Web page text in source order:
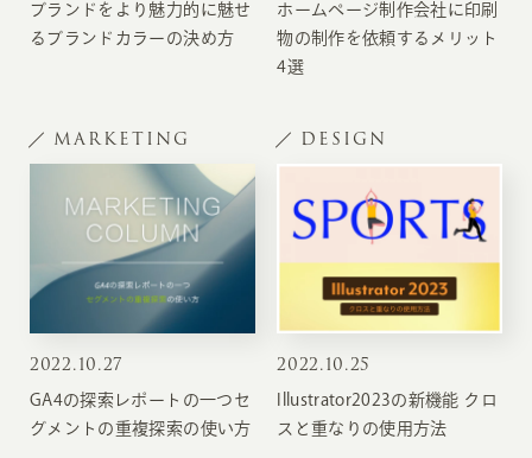
ブランドをより魅力的に魅せ
るブランドカラーの決め方
ホームページ制作会社に印刷
物の制作を依頼するメリット
4選
MARKETING
2022.10.27
GA4の探索レポートの一つセ
グメントの重複探索の使い方
DESIGN
2022.10.25
Illustrator2023の新機能 クロ
スと重なりの使用方法